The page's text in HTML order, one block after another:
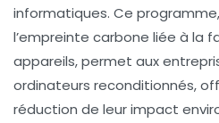
informatiques. Ce
l’empreinte carbone liée à la
appareils, permet aux
ordinateurs reconditionnés,
réduction de leur impact